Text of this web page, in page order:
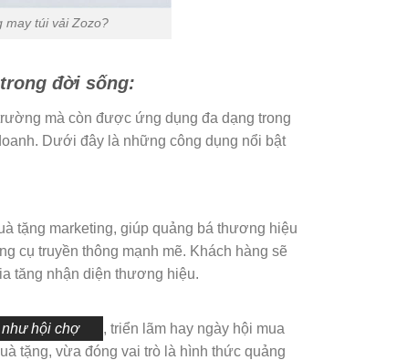
may túi vải Zozo?
trong đời sống:
mà còn được ứng dụng đa dạng trong
Dưới đây là những công dụng nổi bật
tặng marketing, giúp quảng bá thương hiệu
cụ truyền thông mạnh mẽ. Khách hàng sẽ
tăng nhận diện thương hiệu.
hội chợ
, triển lãm hay ngày hội mua
tặng, vừa đóng vai trò là hình thức quảng